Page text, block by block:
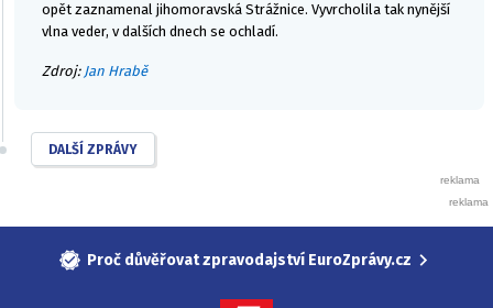
opět zaznamenal jihomoravská Strážnice. Vyvrcholila tak nynější
vlna veder, v dalších dnech se ochladí.
Zdroj: Jan Hrabě
DALŠÍ ZPRÁVY
Proč důvěřovat zpravodajství EuroZprávy.cz